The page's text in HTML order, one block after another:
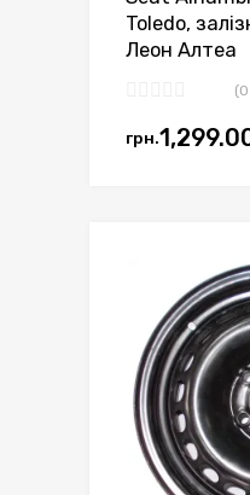
Toledo,
Леон Алтеа
грн.